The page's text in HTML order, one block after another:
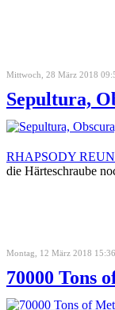
Mittwoch, 28 März 2018
Sepultura,
RHAPSODY
die Härteschraube
Montag, 12 März 2018 15:36
70000 Tons